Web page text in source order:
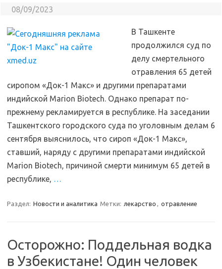
08/09/2023
В Ташкенте
продолжился суд по
делу смертельного
отравления 65 детей
сиропом «Док-1 Макс» и другими препаратами
индийской Marion Biotech. Однако препарат по-
прежнему рекламируется в республике. На заседании
Ташкентского городского суда по уголовным делам 6
сентября выяснилось, что сироп «Док-1 Макс»,
ставший, наряду с другими препаратами индийской
Marion Biotech, причиной смерти минимум 65 детей в
республике, …
Раздел: Новости и аналитика Метки: лекарство , отравление
Осторожно: Поддельная водка
в Узбекистане! Один человек